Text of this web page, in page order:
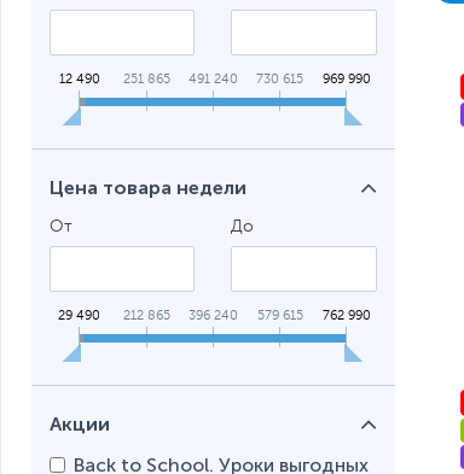
12 490 251 865 491 240 730 615 969 990
Цена товара недели
От До
29 490 212 865 396 240 579 615 762 990
Акции
Back to School. Уроки выгодных